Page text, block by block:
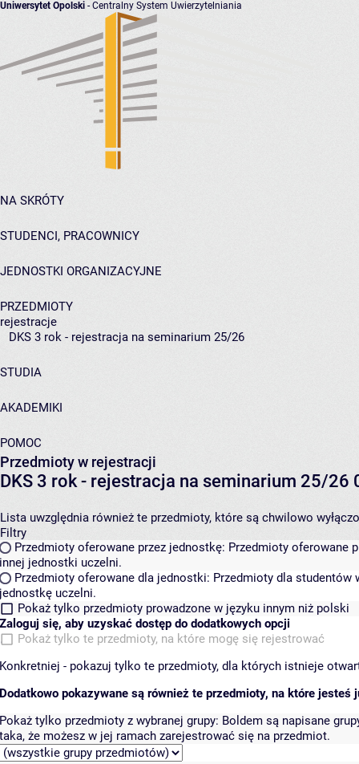
Uniwersytet Opolski - Centralny System Uwierzytelniania
NA SKRÓTY
STUDENCI, PRACOWNICY
JEDNOSTKI ORGANIZACYJNE
PRZEDMIOTY
rejestracje
DKS 3 rok - rejestracja na seminarium 25/26
STUDIA
AKADEMIKI
POMOC
Przedmioty w rejestracji
DKS 3 rok - rejestracja na seminarium 25/26
Lista uwzględnia również te przedmioty, które są chwilowo
Filtry
Przedmioty oferowane przez jednostkę: Przedmioty oferowane
innej jednostki uczelni.
Przedmioty oferowane dla jednostki: Przedmioty dla studentów
jednostkę uczelni.
Pokaż tylko przedmioty prowadzone w języku innym niż polski
Zaloguj się, aby uzyskać dostęp do dodatkowych opcji
Pokaż tylko te przedmioty, na które mogę się rejestrować
Konkretniej - pokazuj tylko te przedmioty, dla których istnieje
Dodatkowo pokazywane są również te przedmioty, na które jesteś
Pokaż tylko przedmioty z wybranej grupy: Boldem są napisane
taka, że możesz w jej ramach zarejestrować się na przedmiot.